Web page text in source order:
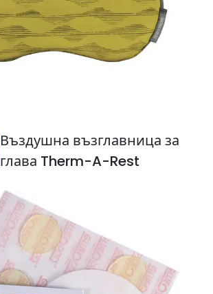
Въздушна възглавница за
глава Therm-A-Rest